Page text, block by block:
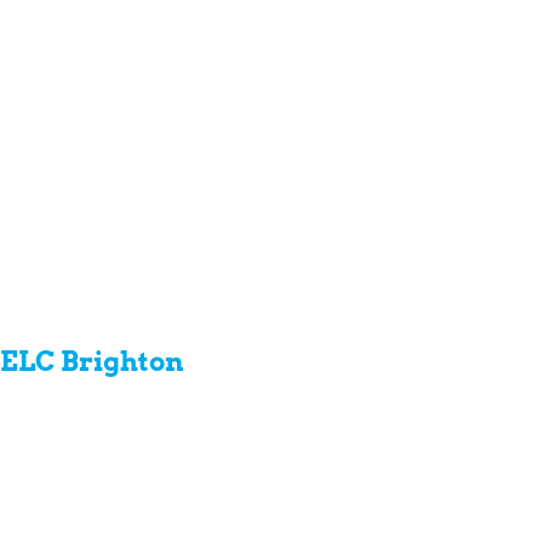
ELC Brighton